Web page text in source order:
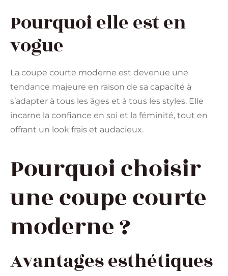
Pourquoi elle est en
vogue
La coupe courte moderne est devenue une
tendance majeure en raison de sa capacité à
s’adapter à tous les âges et à tous les styles. Elle
incarne la confiance en soi et la féminité, tout en
offrant un look frais et audacieux.
Pourquoi choisir
une coupe courte
moderne ?
Avantages esthétiques